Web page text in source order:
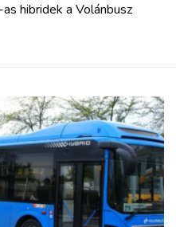
hibridek a Volánbusz